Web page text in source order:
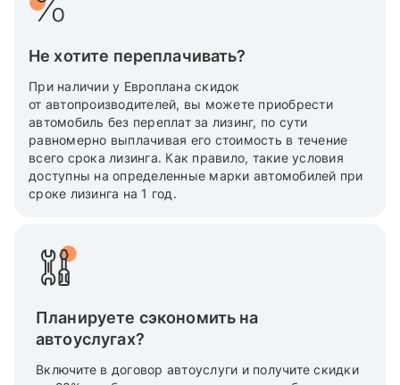
Не хотите переплачивать?
При наличии у Европлана скидок
от автопроизводителей, вы можете приобрести
автомобиль без переплат за лизинг, по сути
равномерно выплачивая его стоимость в течение
всего срока лизинга. Как правило, такие условия
доступны на определенные марки автомобилей при
сроке лизинга на 1 год.
Планируете сэкономить на
автоуслугах?
Включите в договор автоуслуги и получите скидки